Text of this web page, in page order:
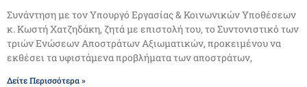
Συνάντηση με τον Υπουργό Εργασίας & Κοινωνικών Υποθέσεων
κ. Κωστή Χατζηδάκη, ζητά με επιστολή του, το Συντονιστικό των
τριών Ενώσεων Αποστράτων Αξιωματικών, προκειμένου να
εκθέσει τα υφιστάμενα προβλήματα των αποστράτων,
Δείτε Περισσότερα »